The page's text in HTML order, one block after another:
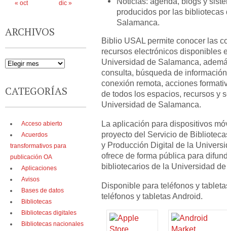
producidos por las
Salamanca.
Biblio USAL permite conocer las
recursos electrónicos disponibles
Universidad de Salamanca,
consulta, búsqueda de
conexión remota, acciones
de todos los espacios, recursos y
Universidad de Salamanca.
La aplicación para dispositivos
proyecto del Servicio de
y Producción Digital de la
ofrece de forma pública para
bibliotecarios de la Universidad
Disponible para teléfonos y
teléfonos y tabletas Android.
« oct dic »
ARCHIVOS
CATEGORÍAS
Acceso abierto
Acuerdos
transformativos para
publicación OA
Aplicaciones
Avisos
Bases de datos
Bibliotecas
Bibliotecas digitales
Bibliotecas nacionales